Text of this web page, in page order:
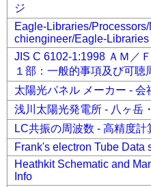
ジ
Eagle-Libraries/Processors/
chiengineer/Eagle-Libraries
JIS C 6102-1:1998 ＡＭ／
１部：一般的事項及び可聴
太陽光パネル メーカー - 会
浅川太陽光発電所 - 八ヶ岳
LC共振の周波数 - 高精度計
Frank's electron Tube Data
Heathkit Schematic and
Info